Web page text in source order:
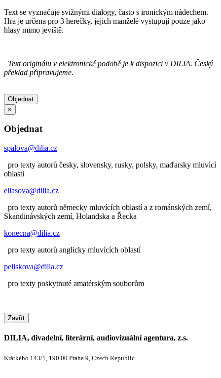
Text se vyznačuje svižnými dialogy, často s ironickým nádechem.
Hra je určena pro 3 herečky, jejich manželé vystupují pouze jako
hlasy mimo jeviště.
Text originálu v elektronické podobě je k dispozici v DILIA. Český
překlad připravujeme.
Objednat
×
Objednat
spalova@dilia.cz
pro texty autorů česky, slovensky, rusky, polsky, maďarsky mluvící
oblasti
eliasova@dilia.cz
pro texty autorů německy mluvících oblastí a z románských zemí,
Skandinávských zemí, Holandska a Řecka
konecna@dilia.cz
pro texty autorů anglicky mluvících oblastí
peliskova@dilia.cz
pro texty poskytnuté amatérským souborům
Zavřít
DILIA, divadelní, literární, audiovizuální agentura, z.s.
Krátkého 143/1, 190 00 Praha 9, Czech Republic